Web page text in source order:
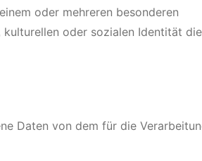
oder mehreren besonderen
oder sozialen Identität
Daten von dem für die